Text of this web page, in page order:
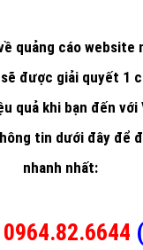
quảng cáo website
được giải quyết 1
quả khi bạn đến với
tin dưới đây để
nhanh nhất:
0964.82.6644